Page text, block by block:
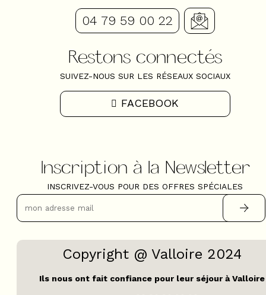
04 79 59 00 22
Restons connectés
SUIVEZ-NOUS SUR LES RÉSEAUX SOCIAUX
FACEBOOK
Inscription à la Newsletter
INSCRIVEZ-VOUS POUR DES OFFRES SPÉCIALES
Copyright @ Valloire 2024
Ils nous ont fait confiance pour leur séjour à Valloire